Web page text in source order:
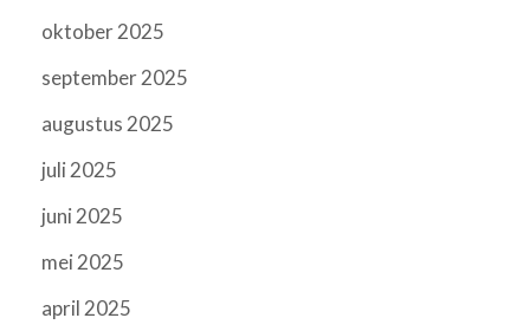
oktober 2025
september 2025
augustus 2025
juli 2025
juni 2025
mei 2025
april 2025